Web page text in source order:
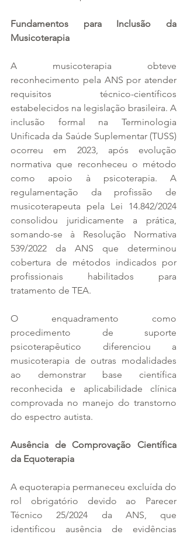
Fundamentos para Inclusão da
Musicoterapia
A musicoterapia obteve
reconhecimento pela ANS por atender
requisitos técnico-científicos
estabelecidos na legislação brasileira. A
inclusão formal na Terminologia
Unificada da Saúde Suplementar (TUSS)
ocorreu em 2023, após evolução
normativa que reconheceu o método
como apoio à psicoterapia. A
regulamentação da profissão de
musicoterapeuta pela Lei 14.842/2024
consolidou juridicamente a prática,
somando-se à Resolução Normativa
539/2022 da ANS que determinou
cobertura de métodos indicados por
profissionais habilitados para
tratamento de TEA.
O enquadramento como
procedimento de suporte
psicoterapêutico diferenciou a
musicoterapia de outras modalidades
ao demonstrar base científica
reconhecida e aplicabilidade clínica
comprovada no manejo do transtorno
do espectro autista.
Ausência de Comprovação Científica
da Equoterapia
A equoterapia permaneceu excluída do
rol obrigatório devido ao Parecer
Técnico 25/2024 da ANS, que
identificou ausência de evidências